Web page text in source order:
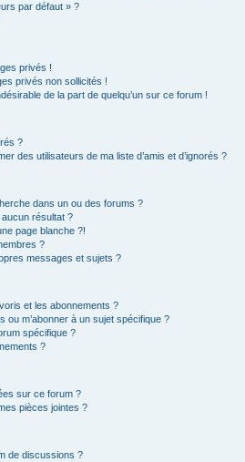
par défaut » ?
privés !
privés non sollicités !
de la part de quelqu’un sur ce forum !
?
des utilisateurs de ma liste d’amis et d’ignorés ?
dans un ou des forums ?
résultat ?
page blanche ?!
?
messages et sujets ?
et les abonnements ?
ou m’abonner à un sujet spécifique ?
spécifique ?
?
sur ce forum ?
pièces jointes ?
de discussions ?